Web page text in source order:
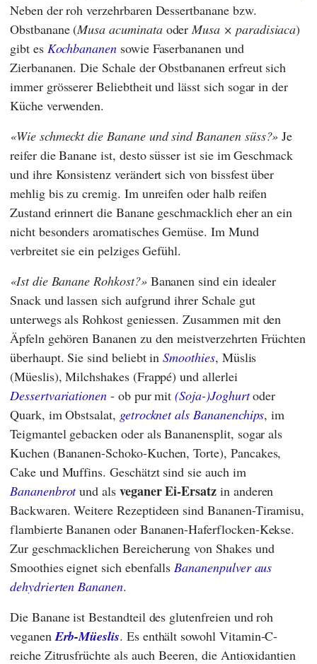
Neben der roh verzehrbaren Dessertbanane bzw.
Obstbanane (Musa acuminataoderMusa × paradisiaca)
gibt es Kochbananensowie Faserbananen und
Zierbananen. Die Schale der Obstbananen erfreut sich
immer grösserer Beliebtheit und lässt sich sogar in der
Küche verwenden.
Wie schmeckt die Banane und sind Bananen süss? Je
reifer die Banane ist, desto süsser ist sie im Geschmack
und ihre Konsistenz verändert sich von bissfest über
mehlig bis zu cremig. Im unreifen oder halb reifen
Zustand erinnert die Banane geschmacklich eher an ein
nicht besonders aromatisches Gemüse. Im Mund
verbreitet sie ein pelziges Gefühl.
Ist die Banane Rohkost? Bananen sind ein idealer
Snack und lassen sich aufgrund ihrer Schale gut
unterwegs als Rohkost geniessen. Zusammen mit den
Äpfeln gehören Bananen zu den meistverzehrten Früchten
überhaupt. Sie sind beliebt inSmoothies, Müslis
(Müeslis), Milchshakes (Frappé) und allerlei
Dessertvariationen - ob pur mit(Soja-)Joghurtoder
Quark, im Obstsalat, getrocknet als Bananenchips, im
Teigmantel gebacken oder als Bananensplit, sogar als
Kuchen (Bananen-Schoko-Kuchen, Torte), Pancakes,
Cake und Muffins. Geschätzt sind sie auch im
Bananenbrotund als veganer Ei-Ersatz in anderen
Backwaren. Weitere Rezeptideen sind Bananen-Tiramisu,
flambierte Bananen oder Bananen-Haferflocken-Kekse.
Zur geschmacklichen Bereicherung von Shakes und
Smoothies eignet sich ebenfallsBananenpulver aus
dehydrierten Bananen.
Die Banane ist Bestandteil des glutenfreien und roh
veganenErb-Müeslis. Es enthält sowohl Vitamin-C-
reiche Zitrusfrüchte als auch Beeren, die Antioxidantien